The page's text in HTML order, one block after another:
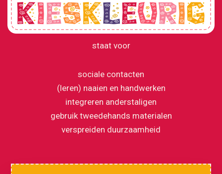
staat voor
sociale contacten
(leren) naaien en handwerken
integreren anderstaligen
gebruik tweedehands materialen
verspreiden duurzaamheid